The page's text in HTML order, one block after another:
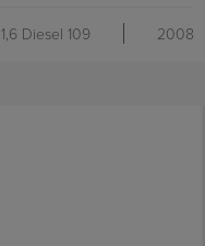
1,6 Diesel 109 2008